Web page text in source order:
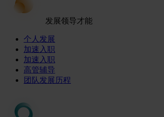
发展领导才能
个人发展
加速入职
加速入职
高管辅导
团队发展历程